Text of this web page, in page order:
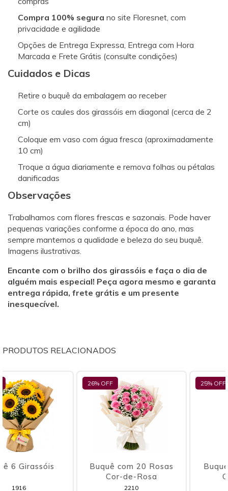
Compra 100% segura no site Floresnet, com
privacidade e agilidade
Opções de Entrega Expressa, Entrega com Hora
Marcada e Frete Grátis (consulte condições)
Cuidados e Dicas
Retire o buquê da embalagem ao receber
Corte os caules dos girassóis em diagonal (cerca de 2
cm)
Coloque em vaso com água fresca (aproximadamente
10 cm)
Troque a água diariamente e remova folhas ou pétalas
danificadas
Observações
Trabalhamos com flores frescas e sazonais. Pode haver
pequenas variações conforme a época do ano, mas
sempre mantemos a qualidade e beleza do seu buquê.
Imagens ilustrativas.
Encante com o brilho dos girassóis e faça o dia de
alguém mais especial! Peça agora mesmo e garanta
entrega rápida, frete grátis e um presente
inesquecível.
PRODUTOS RELACIONADOS
26% OFF
Buquê com 20 Rosas
25% OFF
Buque Florescer Mix
Campestre